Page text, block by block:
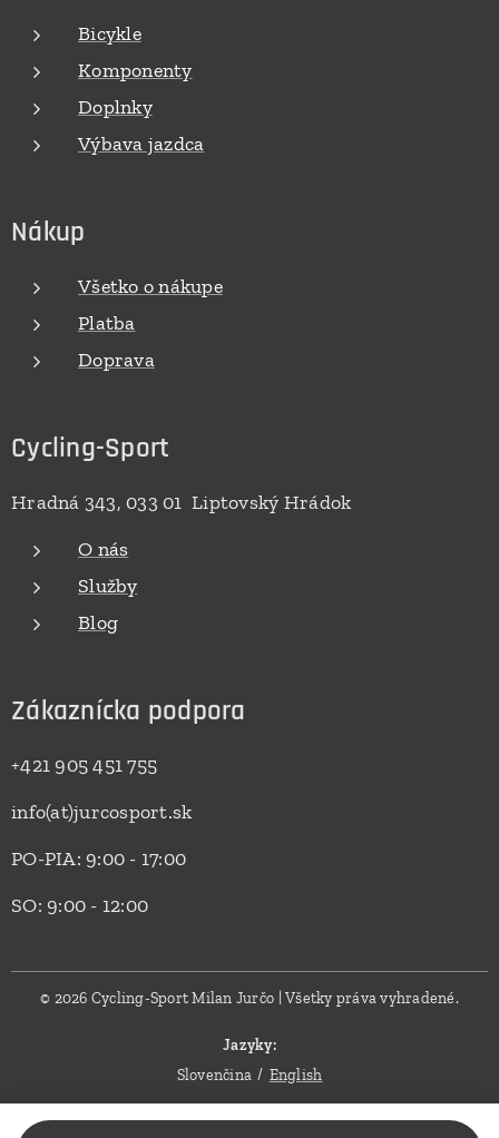
Bicykle
Komponenty
Doplnky
Výbava jazdca
Nákup
Všetko o nákupe
Platba
Doprava
Cycling-Sport
Hradná 343, 033 01 Liptovský Hrádok
O nás
Služby
Blog
Zákaznícka podpora
+421 905 451 755
info(at)jurcosport.sk
PO-PIA: 9:00 - 17:00
SO: 9:00 - 12:00
© 2026 Cycling-Sport Milan Jurčo | Všetky práva vyhradené.
Jazyky
Slovenčina
English